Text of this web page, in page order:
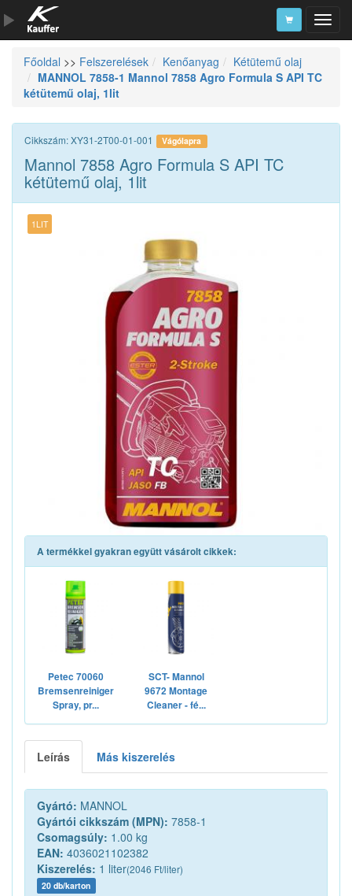
Szerszámkatalógus
Kosár
Alkatrészek
Főoldal >> Felszerelések Kenőanyag
Kétütemű olaj
MANNOL 7858-1 Mannol 7858 Agro Formula S API TC
kétütemű olaj, 1lit
Cikkszám: XY31-2T00-01-001 Vágólapra
Mannol 7858 Agro Formula S API TC
kétütemű olaj, 1lit
1LIT
A termékkel gyakran együtt vásárolt cikkek:
Petec 70060
Bremsenreiniger
Spray, pr...
SCT- Mannol
9672 Montage
Cleaner - fé...
Leírás Más kiszerelés
Gyártó: MANNOL
Gyártói cikkszám (MPN): 7858-1
Csomagsúly: 1.00 kg
EAN: 4036021102382
Kiszerelés: 1 liter(2046 Ft/liter)
20 db/karton